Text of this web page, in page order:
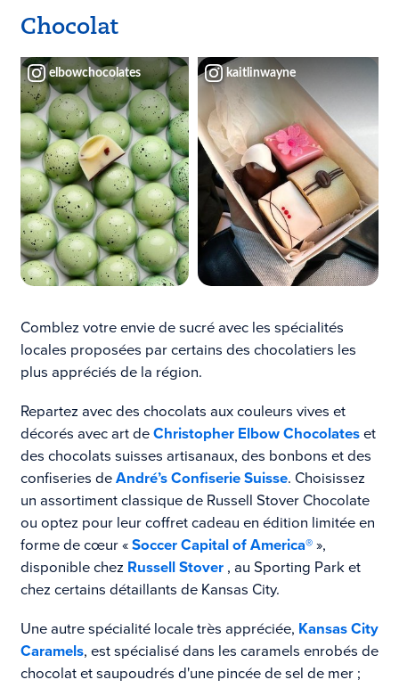
Chocolat
elbowchocolates kaitlinwayne
Comblez votre envie de sucré avec les spécialités
locales proposées par certains des chocolatiers les
plus appréciés de la région.
Repartez avec des chocolats aux couleurs vives et
décorés avec art deChristopher Elbow Chocolateset
des chocolats suisses artisanaux, des bonbons et des
confiseries deAndré’s Confiserie Suisse. Choisissez
un assortiment classique de Russell Stover Chocolate
ou optez pour leur coffret cadeau en édition limitée en
forme de cœur «Soccer Capital of America®»,
disponible chez Russell Stover, au Sporting Park et
chez certains détaillants de Kansas City.
Une autre spécialité locale très appréciée, Kansas City
Caramels, est spécialisé dans les caramels enrobés de
chocolat et saupoudrés d'une pincée de sel de mer ;